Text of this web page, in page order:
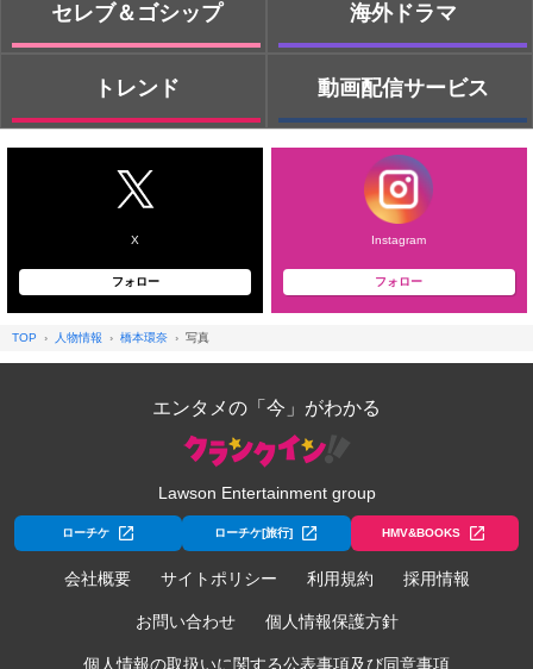
セレブ＆ゴシップ
トレンド
海外ドラマ
動画配信サービス
X
フォロー
Instagram
フォロー
TOP 人物情報 橋本環奈 写真
エンタメの「今」がわかる
Lawson Entertainment group
ローチケ ローチケ[旅行] HMV&BOOKS
会社概要 サイトポリシー 利用規約 採用情報
お問い合わせ 個人情報保護方針
個人情報の取扱いに関する公表事項及び同意事項